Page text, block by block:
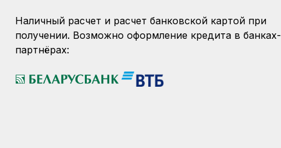
Наличный расчет и расчет банковской картой при
получении. Возможно оформление кредита в банках-
партнёрах: